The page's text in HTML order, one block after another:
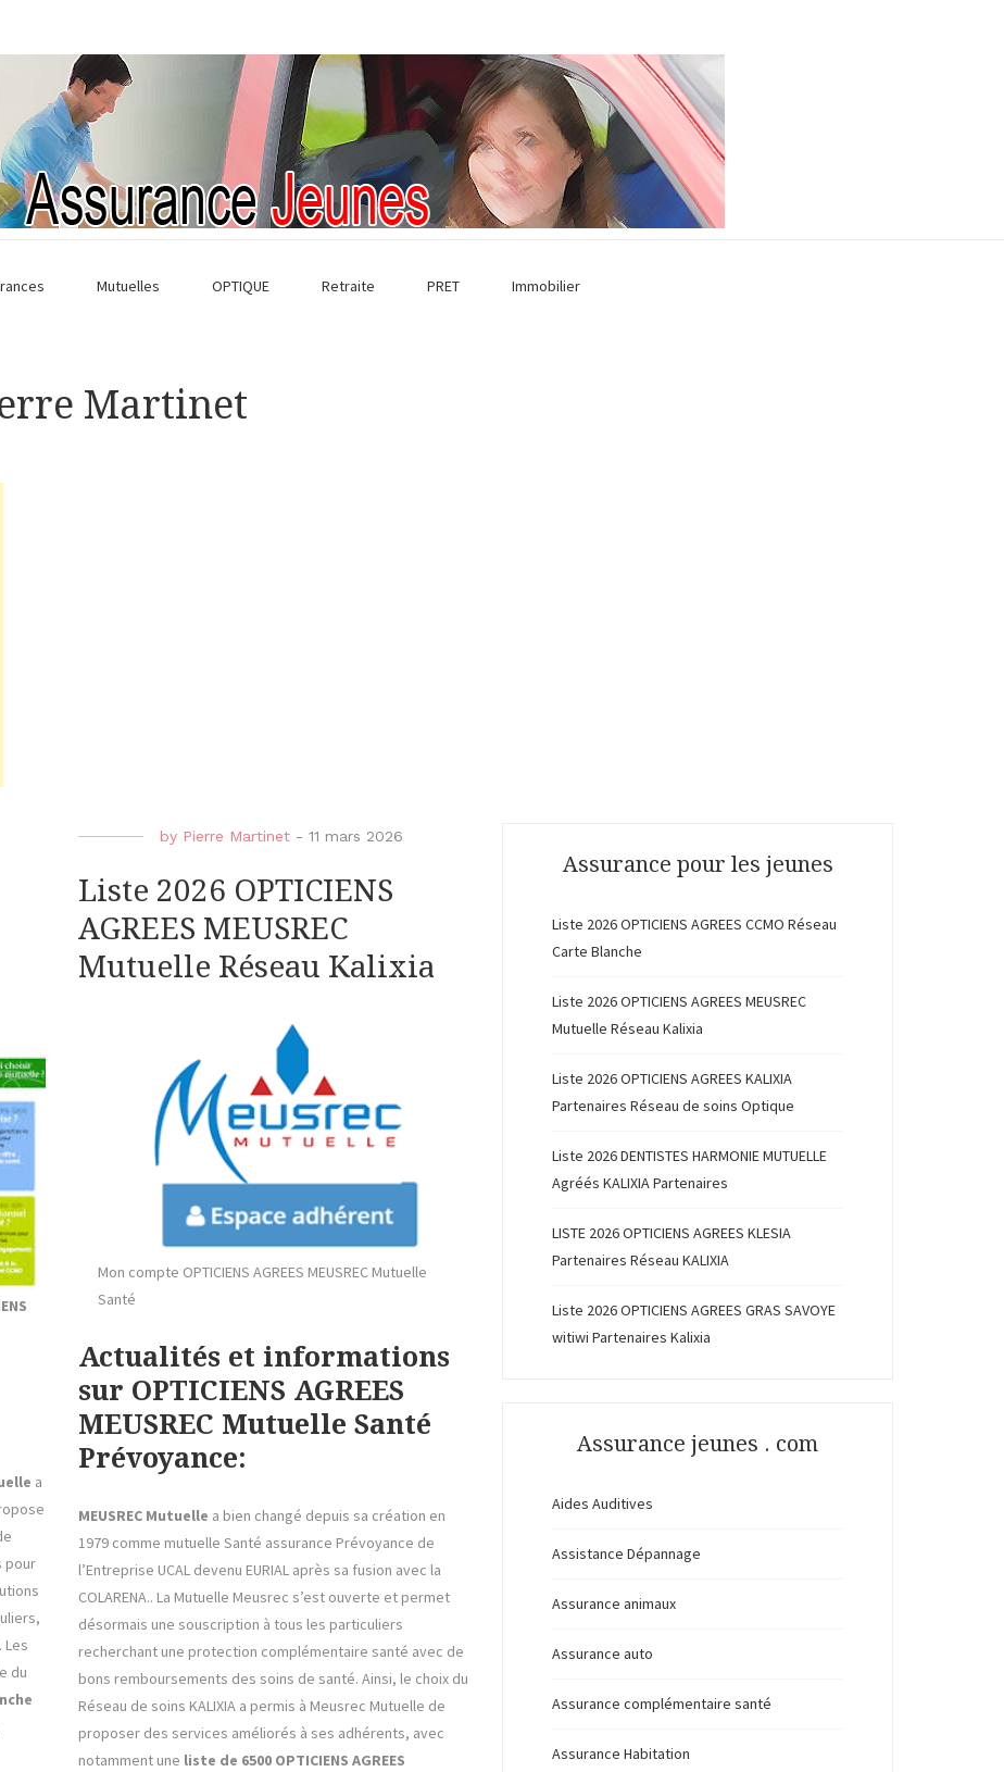
Mutuelles OPTIQUE Retraite PRET Immobilier
Martinet
a
pour
Les
du
by Pierre Martinet - 11 mars 2026
Liste 2026 OPTICIENS
AGREES MEUSREC
Mutuelle Réseau Kalixia
Mon compte OPTICIENS AGREES MEUSREC Mutuelle
Santé
Actualités et informations
sur OPTICIENS AGREES
MEUSREC Mutuelle Santé
Prévoyance:
MEUSREC Mutuelle a bien changé depuis sa création en
1979 comme mutuelle Santé assurance Prévoyance de
l’Entreprise UCAL devenu EURIAL après sa fusion avec la
COLARENA.. La Mutuelle Meusrec s’est ouverte et permet
désormais une souscription à tous les particuliers
recherchant une protection complémentaire santé avec de
bons remboursements des soins de santé. Ainsi, le choix du
Réseau de soins KALIXIA a permis à Meusrec Mutuelle de
proposer des services améliorés à ses adhérents, avec
notamment une liste de 6500 OPTICIENS AGREES
Assurance pour les jeunes
Liste 2026 OPTICIENS AGREES CCMO Réseau
Carte Blanche
Liste 2026 OPTICIENS AGREES MEUSREC
Mutuelle Réseau Kalixia
Liste 2026 OPTICIENS AGREES KALIXIA
Partenaires Réseau de soins Optique
Liste 2026 DENTISTES HARMONIE MUTUELLE
Agréés KALIXIA Partenaires
LISTE 2026 OPTICIENS AGREES KLESIA
Partenaires Réseau KALIXIA
Liste 2026 OPTICIENS AGREES GRAS SAVOYE
witiwi Partenaires Kalixia
Assurance jeunes . com
Aides Auditives
Assistance Dépannage
Assurance animaux
Assurance auto
Assurance complémentaire santé
Assurance Habitation